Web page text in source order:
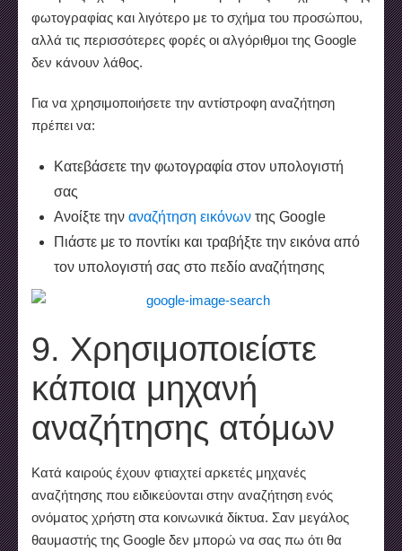
φωτογραφίας και λιγότερο με το σχήμα του προσώπου,
αλλά τις περισσότερες φορές οι αλγόριθμοι της Google
δεν κάνουν λάθος.
Για να χρησιμοποιήσετε την αντίστροφη αναζήτηση
πρέπει να:
Κατεβάσετε την φωτογραφία στον υπολογιστή
σας
Ανοίξτε την αναζήτηση εικόνων της Google
Πιάστε με το ποντίκι και τραβήξτε την εικόνα από
τον υπολογιστή σας στο πεδίο αναζήτησης
9. Χρησιμοποιείστε
κάποια μηχανή
αναζήτησης ατόμων
Κατά καιρούς έχουν φτιαχτεί αρκετές μηχανές
αναζήτησης που ειδικεύονται στην αναζήτηση ενός
ονόματος χρήστη στα κοινωνικά δίκτυα. Σαν μεγάλος
θαυμαστής της Google δεν μπορώ να σας πω ότι θα